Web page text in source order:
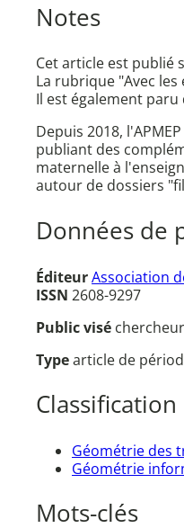
Notes
Cet article est publié
La rubrique "Avec
Il est également paru
Depuis 2018,
publiant des
maternelle à
autour de dossiers
Données de
ÉditeurAssociation
ISSN 2608-9297
Public visé
Typearticle de
Classification
Géométrie des
Géométrie
Mots-clés